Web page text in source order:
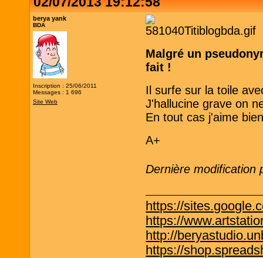
berya yank
BDA
Inscription : 25/06/2011
Messages : 1 696
Site Web
Malgré un
fait !
Il surfe sur la toile
J'hallucine grave on
En tout cas j'aime
A+
Dernière modification
https://
https://
http://
https://